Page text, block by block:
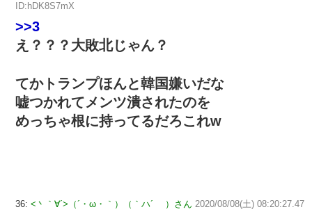
ID:hDK8S7mX
>>3
え？？？大敗北じゃん？
てかトランプほんと韓国嫌いだな
嘘つかれてメンツ潰されたのを
めっちゃ根に持ってるだろこれw
36: <丶｀∀´>（´・ω・｀）（｀ハ´ ）さん 2020/08/08(土) 08:20:27.47